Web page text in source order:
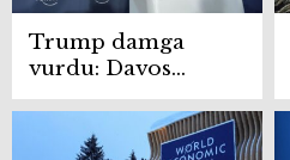
Trump damga
vurdu: Davos
Zirvesi sona erdi